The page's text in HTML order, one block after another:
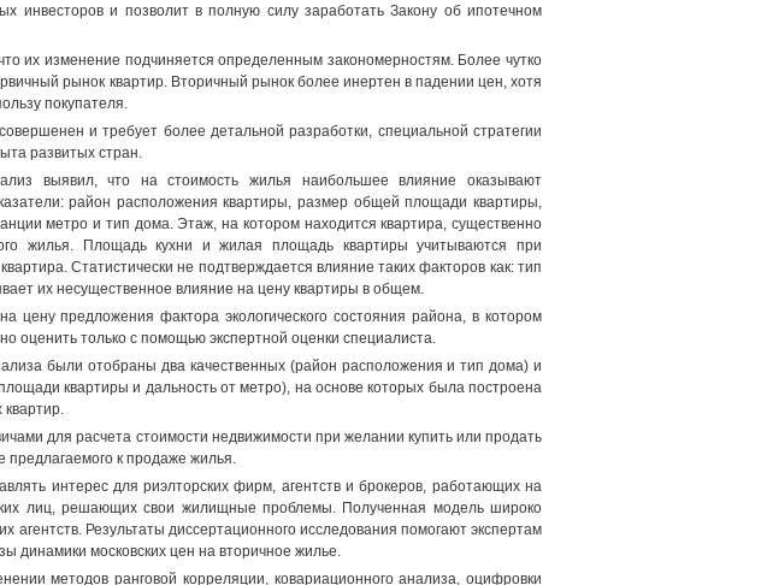
инвесторов и позволит в полную силу заработать Закону об ипотечном
их изменение подчиняется определенным закономерностям. Более чутко
рынок квартир. Вторичный рынок более инертен в падении цен, хотя
покупателя.
и требует более детальной разработки, специальной стратегии
развитых стран.
выявил, что на стоимость жилья наибольшее влияние оказывают
район расположения квартиры, размер общей площади квартиры,
метро и тип дома. Этаж, на котором находится квартира, существенно
жилья. Площадь кухни и жилая площадь квартиры учитываются при
Статистически не подтверждается влияние таких факторов как: тип
их несущественное влияние на цену квартиры в общем.
цену предложения фактора экологического состояния района, в котором
оценить только с помощью экспертной оценки специалиста.
были отобраны два качественных (район расположения и тип дома) и
квартиры и дальность от метро), на основе которых была построена
квартир.
для расчета стоимости недвижимости при желании купить или продать
предлагаемого к продаже жилья.
интерес для риэлторских фирм, агентств и брокеров, работающих на
лиц, решающих свои жилищные проблемы. Полученная модель широко
агентств. Результаты диссертационного исследования помогают экспертам
динамики московских цен на вторичное жилье.
методов ранговой корреляции, ковариационного анализа, оцифровки